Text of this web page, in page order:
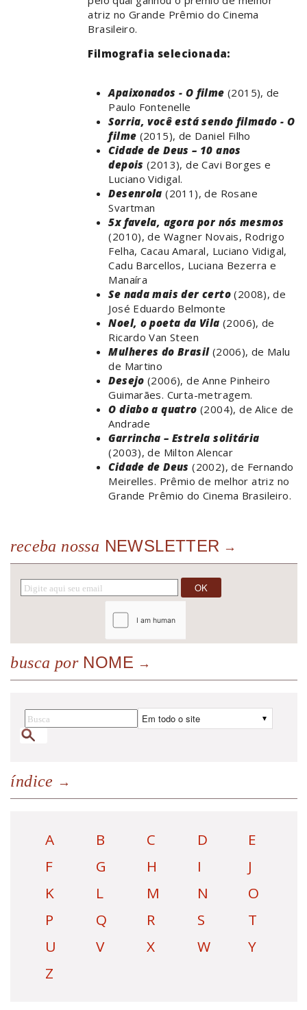
atriz no Grande Prêmio do Cinema
Brasileiro.
Filmografia selecionada:
Apaixonados - O filme (2015), de
Paulo Fontenelle
Sorria, você está sendo filmado - O
filme (2015), de Daniel Filho
Cidade de Deus – 10 anos
depois (2013), de Cavi Borges e
Luciano Vidigal.
Desenrola (2011), de Rosane
Svartman
5x favela, agora por nós mesmos
(2010), de Wagner Novais, Rodrigo
Felha, Cacau Amaral, Luciano Vidigal,
Cadu Barcellos, Luciana Bezerra e
Manaíra
Se nada mais der certo(2008), de
José Eduardo Belmonte
Noel, o poeta da Vila (2006), de
Ricardo Van Steen
Mulheres do Brasil(2006), de Malu
de Martino
Desejo (2006), de Anne Pinheiro
Guimarães. Curta-metragem.
O diabo a quatro (2004), de Alice de
Andrade
Garrincha – Estrela solitária
(2003), de Milton Alencar
Cidade de Deus (2002), de Fernando
Meirelles. Prêmio de melhor atriz no
Grande Prêmio do Cinema Brasileiro.
receba nossa NEWSLETTER
busca porNOME
índice
A B C D
E
F
G H I
J
K
L M N
O
P
Q R S
T
U
V X W
Y
Z